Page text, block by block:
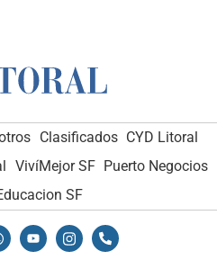
Clasificados CYD Litoral
VivíMejor SF Puerto Negocios
SF